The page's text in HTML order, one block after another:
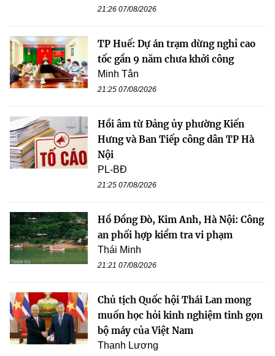
21:26 07/08/2026
TP Huế: Dự án trạm dừng nghỉ cao
tốc gần 9 năm chưa khởi công
Minh Tân
21:25 07/08/2026
Hồi âm từ Đảng ủy phường Kiến
Hưng và Ban Tiếp công dân TP Hà
Nội
PL-BĐ
21:25 07/08/2026
Hồ Đồng Đò, Kim Anh, Hà Nội: Công
an phối hợp kiểm tra vi phạm
Thái Minh
21:21 07/08/2026
Chủ tịch Quốc hội Thái Lan mong
muốn học hỏi kinh nghiệm tinh gọn
bộ máy của Việt Nam
Thanh Lương